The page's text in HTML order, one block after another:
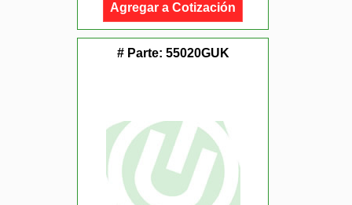
Agregar a Cotización
# Parte: 55020GUK